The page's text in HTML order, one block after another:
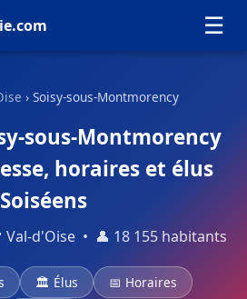
☰
› Soisy-sous-Montmorency
sous-Montmorency
horaires et élus
Soiséens
Val-d'Oise • 👤 18 155 habitants
🏛 Élus
📅 Horaires